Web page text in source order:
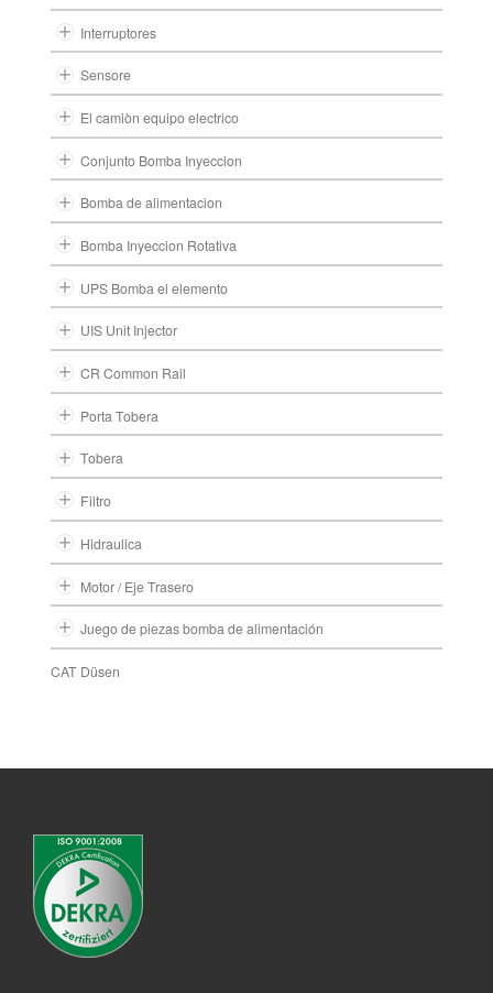
Interruptores
Sensore
El camiòn equipo electrico
Conjunto Bomba Inyeccion
Bomba de alimentacion
Bomba Inyeccion Rotativa
UPS Bomba el elemento
UIS Unit Injector
CR Common Rail
Porta Tobera
Tobera
Filtro
Hidraulica
Motor / Eje Trasero
Juego de piezas bomba de alimentación
CAT Düsen